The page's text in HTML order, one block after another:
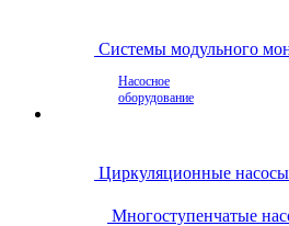
Системы модульного
Насосное
оборудование
Циркуляционные насосы
Многоступенчатые